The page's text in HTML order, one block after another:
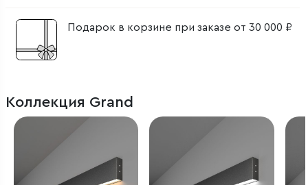
Подарок в корзине при заказе от 30 000 ₽
Коллекция Grand